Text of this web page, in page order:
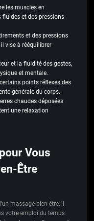
les muscles en
et des pressions
et des pressions
il vise à rééquilibrer
et la fluidité des gestes,
et mentale.
points réflexes des
générale du corps.
chaudes déposées
une relaxation
Vous
Être
massage bien-être, il
votre emploi du temps